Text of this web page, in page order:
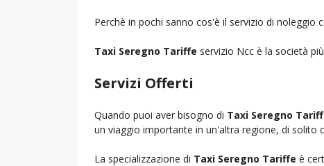
Perchè in pochi sanno cos'è il servizio di noleggio
Taxi Seregno Tariffe servizio Ncc è la società
Servizi Offerti
Quando puoi aver bisogno di Taxi Seregno
un viaggio importante in un'altra regione, di solito
La specializzazione di Taxi Seregno Tariffe è